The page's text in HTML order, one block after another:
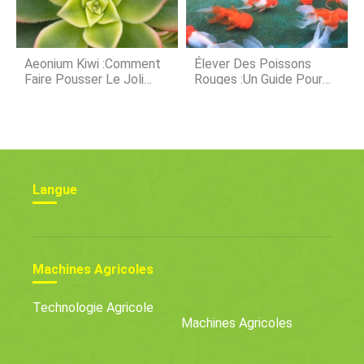
Aeonium Kiwi :Comment
Faire Pousser Le Joli
Élever Des Poissons
Rouges :un Guide Pour
Langue
Machines Agricoles
Technologie Agricole
Machines Agricoles